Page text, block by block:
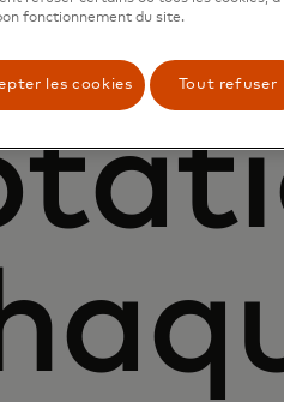
fonctionnement du site.
les cookies Tout refuser